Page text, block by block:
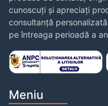
cunoscuți și apreciați
consultanță
pe întreaga perioadă a
Meniu